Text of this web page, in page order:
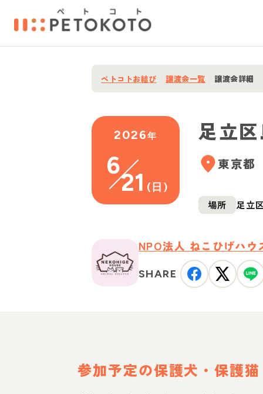
ペトコトお結び 譲渡会一覧 譲渡会詳細
2026年
6
21 ( 日 )
足立
東京都
場所 足立
NPO法人 ねこひげハウ
SHARE
参加予定の保護犬・保護猫